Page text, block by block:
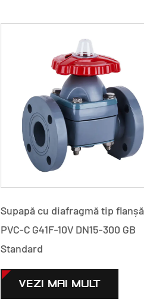
Supapă cu diafragmă tip flanșă
PVC-C G41F-10V DN15-300 GB
Standard
VEZI MAI MULT